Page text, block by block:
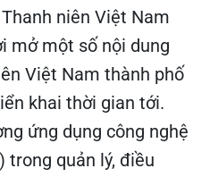
niên Việt Nam
mở một số nội dung
Việt Nam thành phố
khai thời gian tới.
ứng dụng công nghệ
trong quản lý, điều